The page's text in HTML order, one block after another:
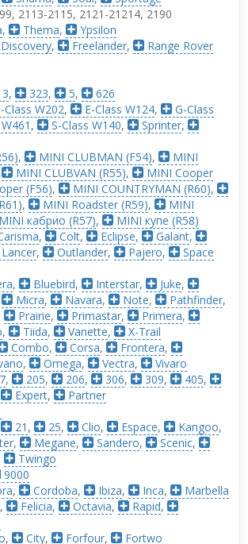
2113-2115, 2121-21214, 2190
, Thema,
Ypsilon
Discovery, Freelander,
Range Rover
3, 323, 5,
626
Class W202, E-Class W124,
G-Class
, S-Class W140, Sprinter,
, MINI CLUBMAN (F54),
MINI
MINI CLUBVAN (R55),
MINI Cooper
(F56), MINI COUNTRYMAN (R60),
, MINI Roadster (R59),
MINI
MINI кабрио (R57),
MINI купе (R58)
, Colt, Eclipse, Galant,
Lancer, Outlander, Pajero,
Space
, Bluebird, Interstar, Juke,
Micra, Navara, Note, Pathfinder,
Prairie, Primastar, Primera,
, Tiida, Vanette,
X-Trail
Combo, Corsa, Frontera,
, Omega, Vectra,
Vivaro
, 205, 206, 306, 309, 405,
Expert,
Partner
21 , 25, Clio, Espace, Kangoo,
, Megane, Sandero, Scenic,
Twingo
9000
, Cordoba, Ibiza, Inca,
Marbella
, Felicia, Octavia, Rapid,
, City, Forfour, Fortwo